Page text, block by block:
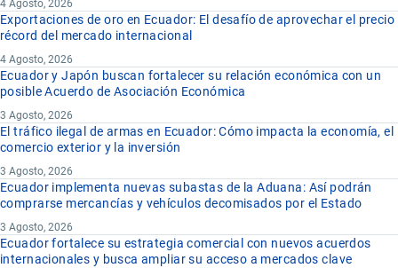
4 Agosto, 2026
Exportaciones de oro en Ecuador: El desafío de aprovechar el precio
récord del mercado internacional
4 Agosto, 2026
Ecuador y Japón buscan fortalecer su relación económica con un
posible Acuerdo de Asociación Económica
3 Agosto, 2026
El tráfico ilegal de armas en Ecuador: Cómo impacta la economía, el
comercio exterior y la inversión
3 Agosto, 2026
Ecuador implementa nuevas subastas de la Aduana: Así podrán
comprarse mercancías y vehículos decomisados por el Estado
3 Agosto, 2026
Ecuador fortalece su estrategia comercial con nuevos acuerdos
internacionales y busca ampliar su acceso a mercados clave